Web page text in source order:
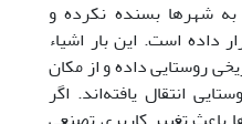
به شهرها بسنده نکرده و
داده است. این بار اشیاء
روستایی داده و از مکان
انتقال یافته‌اند. اگر